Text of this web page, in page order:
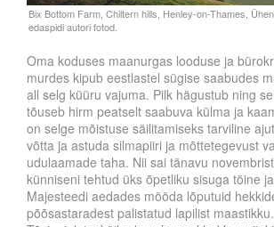
Oma koduses maanurgas looduse ja
murdes kipub eestlastel sügise saabudes
all selg küüru vajuma. Pilk hägustub ning
tõuseb hirm peatselt saabuva külma ja
on selge mõistuse säilitamiseks tarviline
võtta ja astuda silmapiiri ja mõttetegevust
udulaamade taha. Nii sai tänavu
künniseni tehtud üks õpetliku sisuga töine
Majesteedi aedades mööda lõputuid
põõsastaradest palistatud lapilist maastikku.